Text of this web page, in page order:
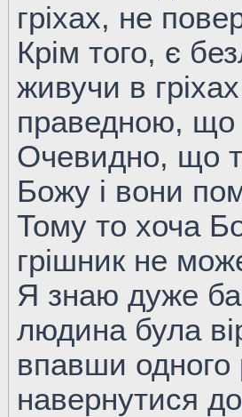
гріхах, не
Крім того, є
живучи в
праведною, що
Очевидно, що
Божу і вони
Тому то хоча
грішник не
Я знаю дуже
людина була
впавши одного
навернутися